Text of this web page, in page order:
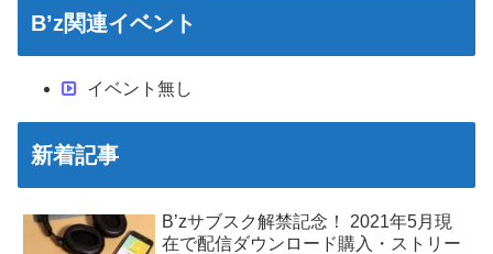
B’z関連イベント
イベント無し
新着記事
B’zサブスク解禁記念！ 2021年5月現
在で配信ダウンロード購入・ストリー